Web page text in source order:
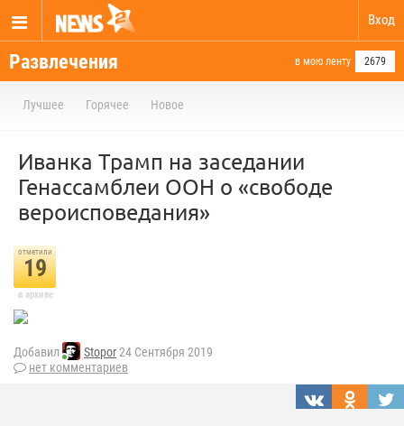
Вход
Развлечения в мою ленту 2679
Лучшее Горячее Новое
Иванка Трамп на заседании
Генассамблеи ООН о «свободе
вероисповедания»
отметили
19
в архиве
Добавил Stopor24 Сентября 2019
нет комментариев